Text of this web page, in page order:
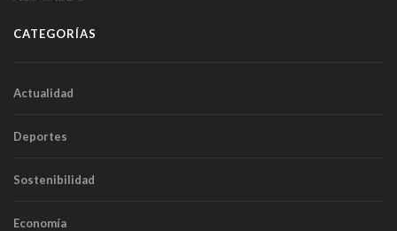
CATEGORÍAS
Actualidad
Deportes
Sostenibilidad
Economía